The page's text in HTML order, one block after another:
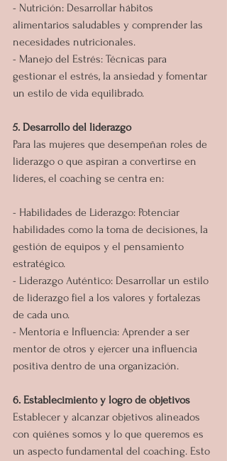
- Nutrición: Desarrollar hábitos
alimentarios saludables y comprender las
necesidades nutricionales.
- Manejo del Estrés: Técnicas para
gestionar el estrés, la ansiedad y fomentar
un estilo de vida equilibrado.
5. Desarrollo del liderazgo
Para las mujeres que desempeñan roles de
liderazgo o que aspiran a convertirse en
líderes, el coaching se centra en:
- Habilidades de Liderazgo: Potenciar
habilidades como la toma de decisiones, la
gestión de equipos y el pensamiento
estratégico.
- Liderazgo Auténtico: Desarrollar un estilo
de liderazgo fiel a los valores y fortalezas
de cada uno.
- Mentoría e Influencia: Aprender a ser
mentor de otros y ejercer una influencia
positiva dentro de una organización.
6. Establecimiento y logro de objetivos
Establecer y alcanzar objetivos alineados
con quiénes somos y lo que queremos es
un aspecto fundamental del coaching. Esto